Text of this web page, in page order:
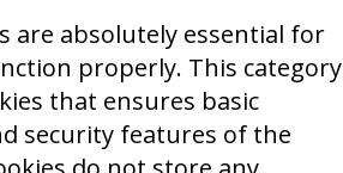
are absolutely essential for
properly. This category
that ensures basic
security features of the